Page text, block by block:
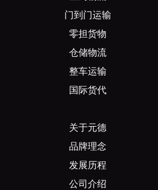
门到门运输
零担货物
仓储物流
整车运输
国际货代
关于元德
品牌理念
发展历程
公司介绍